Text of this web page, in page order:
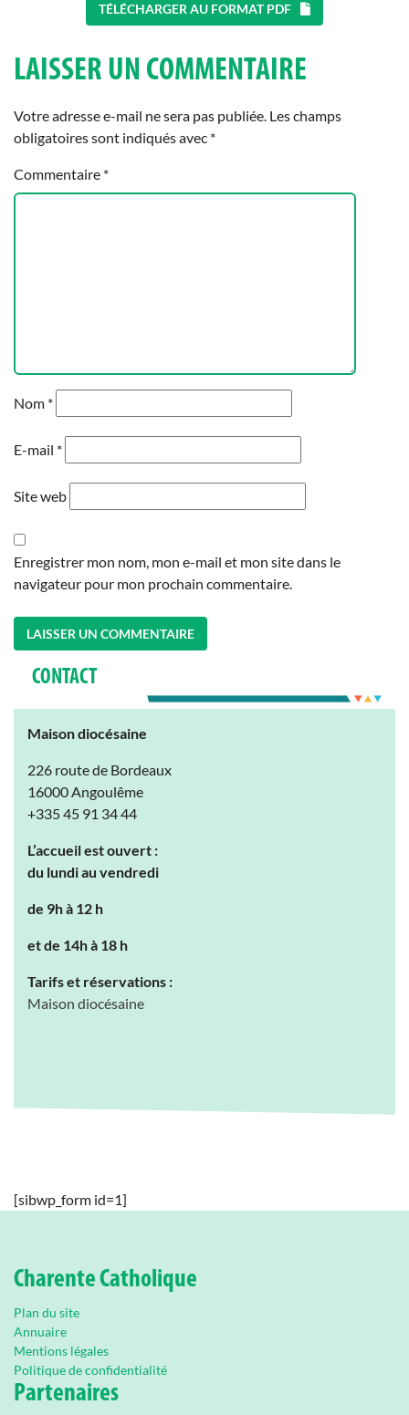
TÉLÉCHARGER AU FORMAT PDF
LAISSER UN COMMENTAIRE
Votre adresse e-mail ne sera pas publiée. Les champs
obligatoires sont indiqués avec *
Commentaire *
Nom *
E-mail *
Site web
Enregistrer mon nom, mon e-mail et mon site dans le
navigateur pour mon prochain commentaire.
CONTACT
Maison diocésaine
226 route de Bordeaux
16000 Angoulême
+335 45 91 34 44
L’accueil est ouvert :
du lundi au vendredi
de 9h à 12 h
et de 14h à 18 h
Tarifs et réservations :
Maison diocésaine
[sibwp_form id=1]
Charente Catholique
Plan du site
Annuaire
Mentions légales
Politique de confidentialité
Partenaires